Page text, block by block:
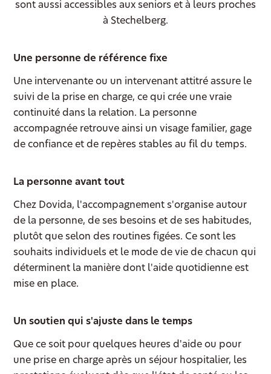
sont aussi accessibles aux seniors et à leurs proches
à Stechelberg.
Une personne de référence fixe
Une intervenante ou un intervenant attitré assure le
suivi de la prise en charge, ce qui crée une vraie
continuité dans la relation. La personne
accompagnée retrouve ainsi un visage familier, gage
de confiance et de repères stables au fil du temps.
La personne avant tout
Chez Dovida, l'accompagnement s'organise autour
de la personne, de ses besoins et de ses habitudes,
plutôt que selon des routines figées. Ce sont les
souhaits individuels et le mode de vie de chacun qui
déterminent la manière dont l'aide quotidienne est
mise en place.
Un soutien qui s'ajuste dans le temps
Que ce soit pour quelques heures d'aide ou pour
une prise en charge après un séjour hospitalier, les